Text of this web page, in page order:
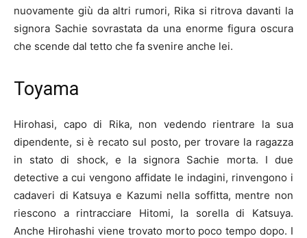
nuovamente giù da altri rumori, Rika si ritrova davanti la
signora Sachie sovrastata da una enorme figura oscura
che scende dal tetto che fa svenire anche lei.
Toyama
Hirohasi, capo di Rika, non vedendo rientrare la sua
dipendente, si è recato sul posto, per trovare la ragazza
in stato di shock, e la signora Sachie morta. I due
detective a cui vengono affidate le indagini, rinvengono i
cadaveri di Katsuya e Kazumi nella soffitta, mentre non
riescono a rintracciare Hitomi, la sorella di Katsuya.
Anche Hirohashi viene trovato morto poco tempo dopo. I